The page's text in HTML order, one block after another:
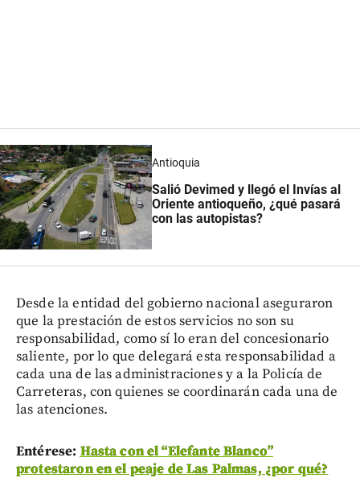
Antioquia
Salió Devimed y llegó el Invías al
Oriente antioqueño, ¿qué pasará
con las autopistas?
Desde la entidad del gobierno nacional aseguraron
que la prestación de estos servicios no son su
responsabilidad, como sí lo eran del concesionario
saliente, por lo que delegará esta responsabilidad a
cada una de las administraciones y a la Policía de
Carreteras, con quienes se coordinarán cada una de
las atenciones.
Entérese:Hasta con el “Elefante Blanco”
protestaron en el peaje de Las Palmas, ¿por qué?